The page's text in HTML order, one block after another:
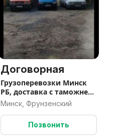
Договорная
Грузоперевозки Минск
РБ, доставка с таможней
складов,мотоперевозки,
вывоз строй
мусора,заезд в парки
Минск, Фрунзенский
Позвонить